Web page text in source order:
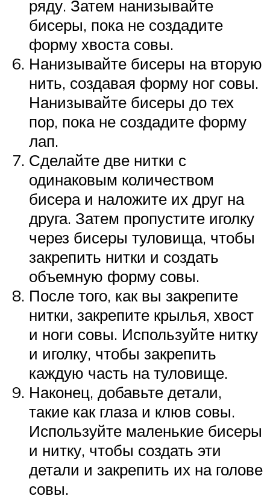
ряду. Затем нанизывайте
бисеры, пока не создадите
форму хвоста совы.
Нанизывайте бисеры на вторую
нить, создавая форму ног совы.
Нанизывайте бисеры до тех
пор, пока не создадите форму
лап.
Сделайте две нитки с
одинаковым количеством
бисера и наложите их друг на
друга. Затем пропустите иголку
через бисеры туловища, чтобы
закрепить нитки и создать
объемную форму совы.
После того, как вы закрепите
нитки, закрепите крылья, хвост
и ноги совы. Используйте нитку
и иголку, чтобы закрепить
каждую часть на туловище.
Наконец, добавьте детали,
такие как глаза и клюв совы.
Используйте маленькие бисеры
и нитку, чтобы создать эти
детали и закрепить их на голове
совы.